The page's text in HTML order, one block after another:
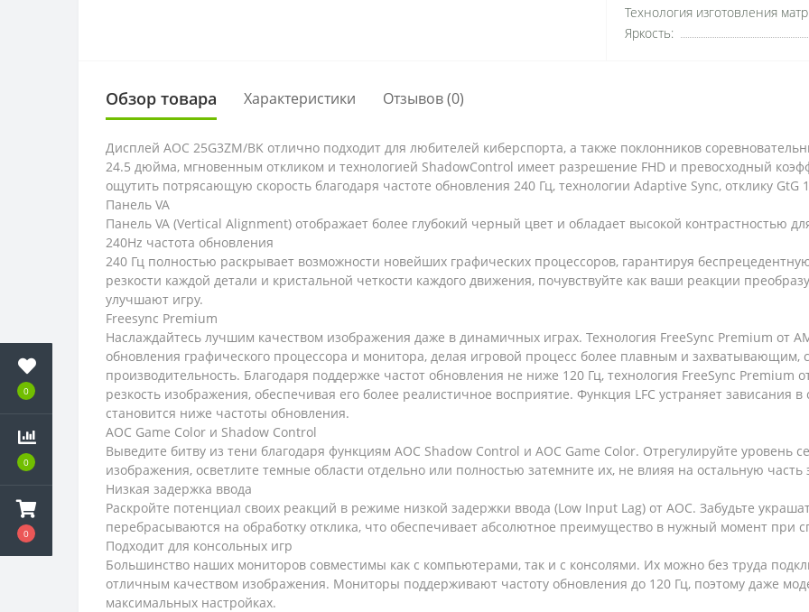
0
0
0
Технология изготовления
Яркость:
Обзор товара Характеристики Отзывов (0)
Дисплей AOC 25G3ZM/BK отлично подходит для любителей киберспорта, а также поклонников
24.5 дюйма, мгновенным откликом и технологией ShadowControl имеет разрешение FHD и превосходный
ощутить потрясающую скорость благодаря частоте обновления 240 Гц, технологии Adaptive Sync, отклику GtG
Панель VA
Панель VA (Vertical Alignment) отображает более глубокий черный цвет и обладает высокой контрастностью
240Hz частота обновления
240 Гц полностью раскрывает возможности новейших графических процессоров, гарантируя
резкости каждой детали и кристальной четкости каждого движения, почувствуйте как ваши реакции
улучшают игру.
Freesync Premium
Наслаждайтесь лучшим качеством изображения даже в динамичных играх. Технология FreeSync Premium от
обновления графического процессора и монитора, делая игровой процесс более плавным и захватывающим,
производительность. Благодаря поддержке частот обновления не ниже 120 Гц, технология FreeSync
резкость изображения, обеспечивая его более реалистичное восприятие. Функция LFC устраняет зависания в
становится ниже частоты обновления.
AOC Game Color и Shadow Control
Выведите битву из тени благодаря функциям AOC Shadow Control и AOC Game Color. Отрегулируйте уровень
изображения, осветлите темные области отдельно или полностью затемните их, не влияя на остальную часть
Низкая задержка ввода
Раскройте потенциал своих реакций в режиме низкой задержки ввода (Low Input Lag) от AOC. Забудьте
перебрасываются на обработку отклика, что обеспечивает абсолютное преимущество в нужный момент при
Подходит для консольных игр
Большинство наших мониторов совместимы как с компьютерами, так и с консолями. Их можно без труда
отличным качеством изображения. Мониторы поддерживают частоту обновления до 120 Гц, поэтому даже
максимальных настройках.